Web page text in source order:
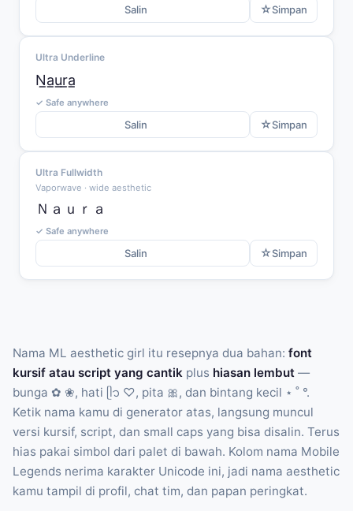
Salin ☆Simpan
Ultra Underline
N̲a̲u̲r̲a̲
✓ Safe anywhere
Salin ☆Simpan
Ultra Fullwidth
Vaporwave · wide aesthetic
Ｎａｕｒａ
✓ Safe anywhere
Salin ☆Simpan
Nama ML aesthetic girl itu resepnya dua bahan: font
kursif atau script yang cantik plus hiasan lembut —
bunga ✿ ❀, hati ᥫ᭡ ♡, pita 🎀, dan bintang kecil ⋆ ˚ °.
Ketik nama kamu di generator atas, langsung muncul
versi kursif, script, dan small caps yang bisa disalin. Terus
hias pakai simbol dari palet di bawah. Kolom nama Mobile
Legends nerima karakter Unicode ini, jadi nama aesthetic
kamu tampil di profil, chat tim, dan papan peringkat.